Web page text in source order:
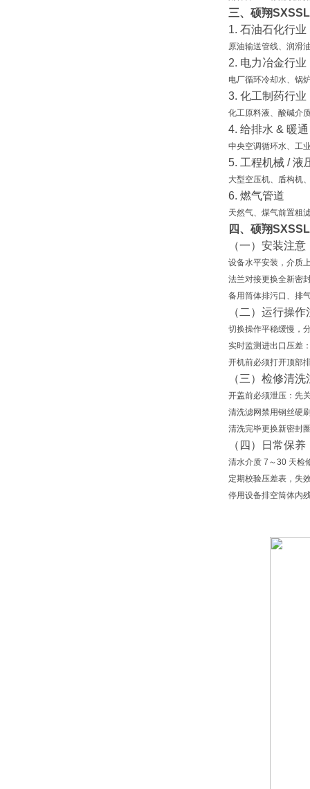
三、硕翔
1. 石油石化行业
原油输送管线、润滑
2. 电力冶金行业
电厂循环冷却水、锅
3. 化工制药行业
化工原料液、酸碱介
4. 给排水 & 暖通
中央空调循环水、工
5. 工程机械 / 液
大型空压机、盾构机
6. 燃气管道
天然气、煤气前置粗
四、硕翔
（一）安装注意
设备水平安装，介质
法兰对接更换全新密
备用筒体排污口、排
（二）运行操作
切换操作平稳缓慢 ，
实时监测进出口压差
开机前必须打开顶部
（三）检修清
开盖前必须泄压 ：先
清洗滤网禁用钢丝硬
清洗完毕更换新密封
（四）日常保养
清水介质 7～30 天检
定期校验压差表，失
停用设备排空筒体内